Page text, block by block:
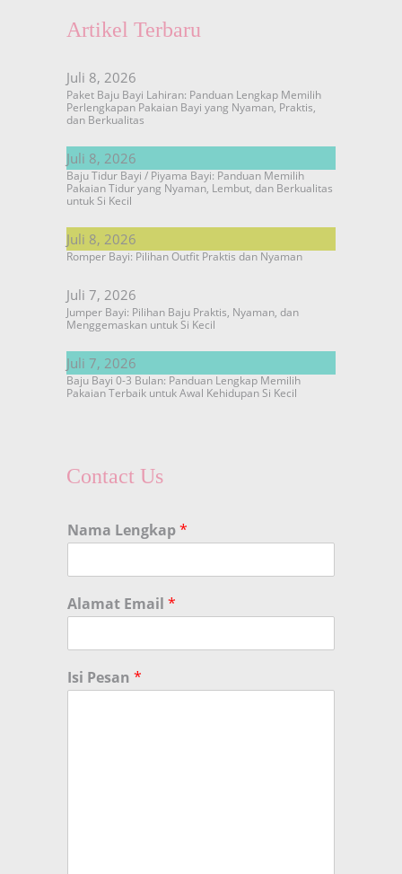
Artikel Terbaru
Juli 8, 2026
Paket Baju Bayi Lahiran: Panduan Lengkap Memilih
Perlengkapan Pakaian Bayi yang Nyaman, Praktis,
dan Berkualitas
Juli 8, 2026
Baju Tidur Bayi / Piyama Bayi: Panduan Memilih
Pakaian Tidur yang Nyaman, Lembut, dan Berkualitas
untuk Si Kecil
Juli 8, 2026
Romper Bayi: Pilihan Outfit Praktis dan Nyaman
Juli 7, 2026
Jumper Bayi: Pilihan Baju Praktis, Nyaman, dan
Menggemaskan untuk Si Kecil
Juli 7, 2026
Baju Bayi 0-3 Bulan: Panduan Lengkap Memilih
Pakaian Terbaik untuk Awal Kehidupan Si Kecil
Contact Us
Nama Lengkap*
Alamat Email *
Isi Pesan *